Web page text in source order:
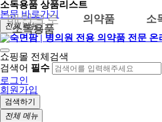
소독용품 상품리스트
본문 바로가기
전체 메뉴
쇼핑몰 전체검색
검색어 필수
로그인
회원가입
검색하기
전체 메뉴
메인으로 의약품
소
소독용품